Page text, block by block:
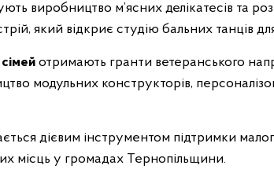
виробництво м’ясних делікатесів та
який відкриє студію бальних танців для
отримають гранти ветеранського
модульних конструкторів,
дієвим інструментом підтримки
місць у громадах Тернопільщини.